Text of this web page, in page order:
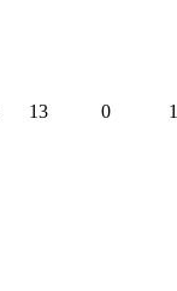
13 0 1